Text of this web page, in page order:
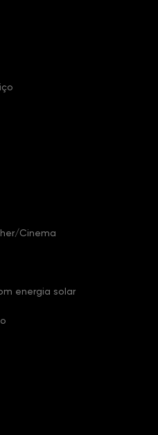
Cinema
energia solar